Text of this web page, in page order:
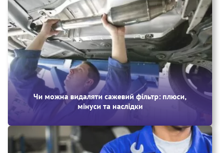
Чи можна видаляти сажевий фільтр: плюси,
мінуси та наслідки